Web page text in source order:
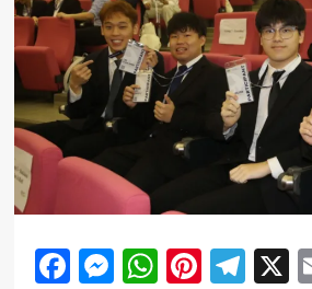
Facebook
MessengerX